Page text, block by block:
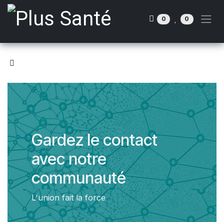
Se rendre au contenu
0 0
Gardez le contact
avec notre
communauté
L'union fait la force